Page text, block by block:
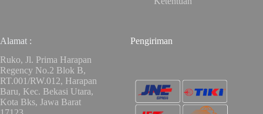
Alamat :
Ruko, Jl. Prima Harapan
Regency No.2 Blok B,
RT.001/RW.012, Harapan
Baru, Kec. Bekasi Utara,
Kota Bks, Jawa Barat
Pengiriman